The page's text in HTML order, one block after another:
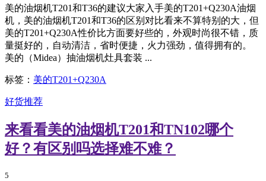
美的油烟机T201和T36的建议大家入手美的T201+Q230A油烟
机，美的油烟机T201和T36的区别对比看来不算特别的大，但
美的T201+Q230A性价比方面要好些的，外观时尚很不错，质
量挺好的，自动清洁，省时便捷，火力强劲，值得拥有的。
美的（Midea）抽油烟机灶具套装 ...
标签： 美的T201+Q230A
好货推荐
来看看美的油烟机T201和TN102哪个
好？有区别吗选择难不难？
5